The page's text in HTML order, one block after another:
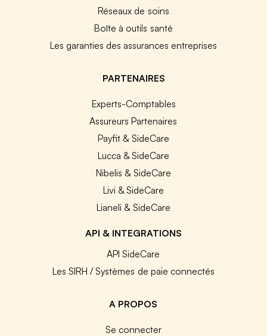
Réseaux de soins
Boîte à outils santé
Les garanties des assurances entreprises
PARTENAIRES
Experts-Comptables
Assureurs Partenaires
Payfit & SideCare
Lucca & SideCare
Nibelis & SideCare
Livi & SideCare
Lianeli & SideCare
API & INTEGRATIONS
API SideCare
Les SIRH / Systèmes de paie connectés
A PROPOS
Se connecter